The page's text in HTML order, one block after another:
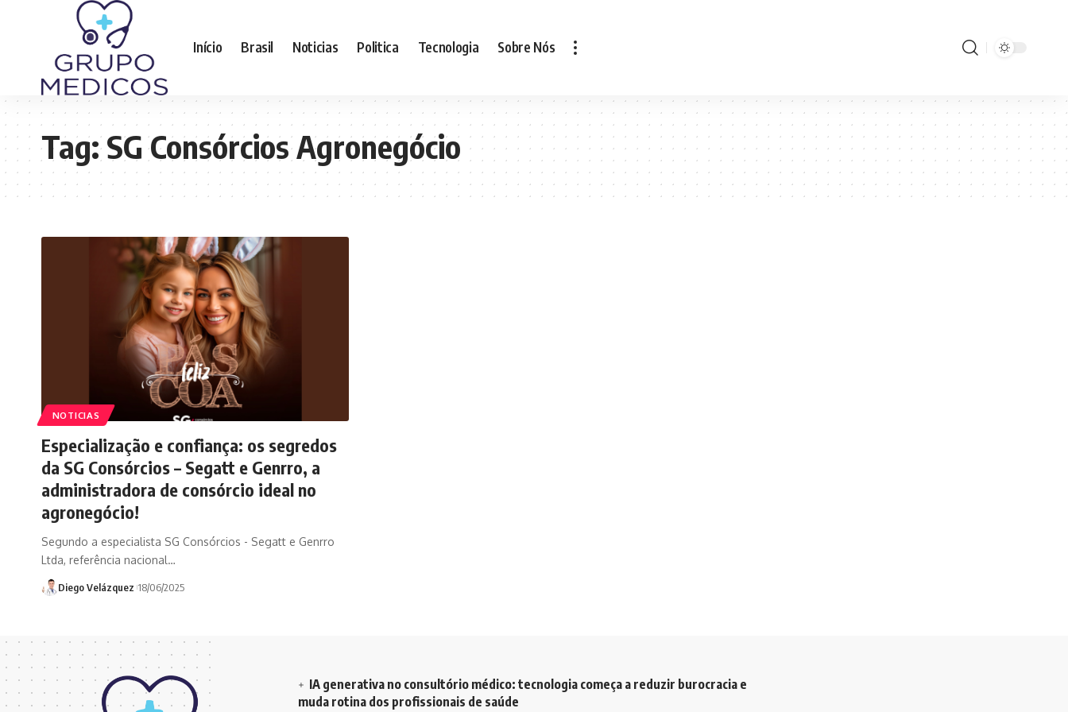
Início Brasil Noticias Politica Tecnologia Sobre Nós
Tag:SG Consórcios Agronegócio
NOTICIAS
Especialização e confiança: os segredos
da SG Consórcios – Segatt e Genrro, a
administradora de consórcio ideal no
agronegócio!
Segundo a especialista SG Consórcios - Segatt e Genrro
Ltda, referência nacional…
Diego Velázquez 18/06/2025
IA generativa no consultório médico: tecnologia começa a reduzir burocracia e
muda rotina dos profissionais de saúde